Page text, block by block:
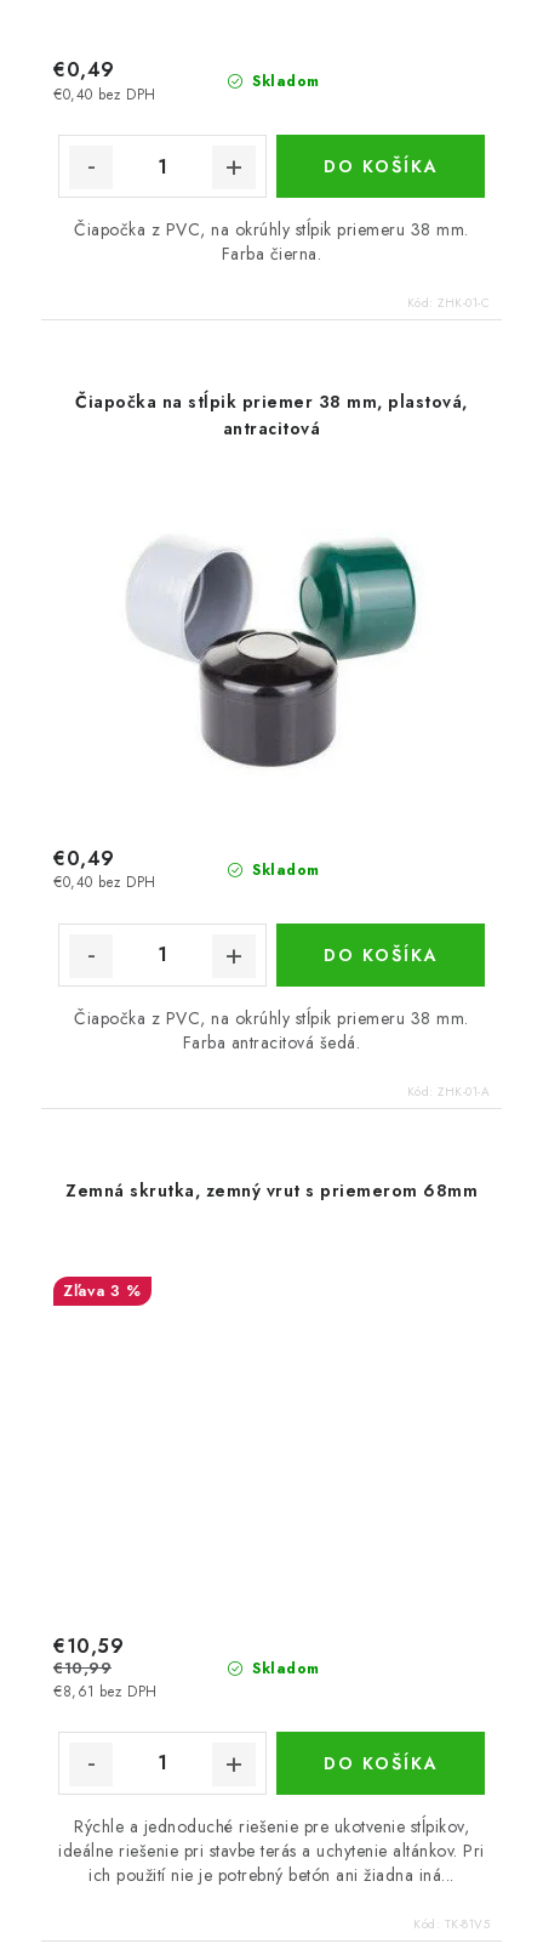
Skladom
€0,40 bez DPH
€0,49
DO KOŠÍKA
Čiapočka z PVC, na okrúhly stĺpik priemeru 38 mm.
Farba čierna.
Kód: ZHK-01-C
Čiapočka na stĺpik priemer 38 mm, plastová,
antracitová
Skladom
€0,40 bez DPH
€0,49
DO KOŠÍKA
Čiapočka z PVC, na okrúhly stĺpik priemeru 38 mm.
Farba antracitová šedá.
Kód: ZHK-01-A
Zemná skrutka, zemný vrut s priemerom 68mm
3 %
Skladom
€8,61 bez DPH
€10,59
€10,99
DO KOŠÍKA
Rýchle a jednoduché riešenie pre ukotvenie stĺpikov,
ideálne riešenie pri stavbe terás a uchytenie altánkov. Pri
ich použití nie je potrebný betón ani žiadna iná...
Kód: TK-81V5